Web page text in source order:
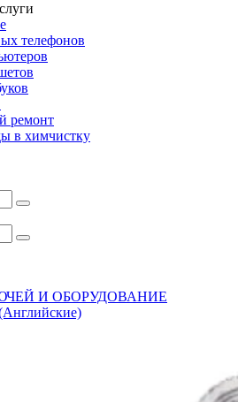
телефонов
ремонт
в химчистку
И ОБОРУДОВАНИЕ